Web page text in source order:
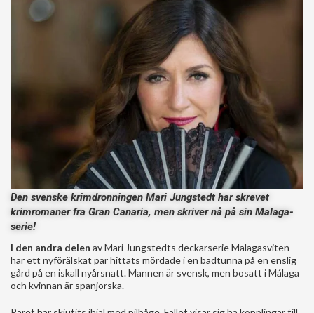
Den svenske krimdronningen Mari Jungstedt har skrevet
krimromaner fra Gran Canaria, men skriver nå på sin Malaga-
serie!
I den andra delen av Mari Jungstedts deckarserie Malagasviten
har ett nyförälskat par hittats mördade i en badtunna på en enslig
gård på en iskall nyårsnatt. Mannen är svensk, men bosatt i Málaga
och kvinnan är spanjorska.